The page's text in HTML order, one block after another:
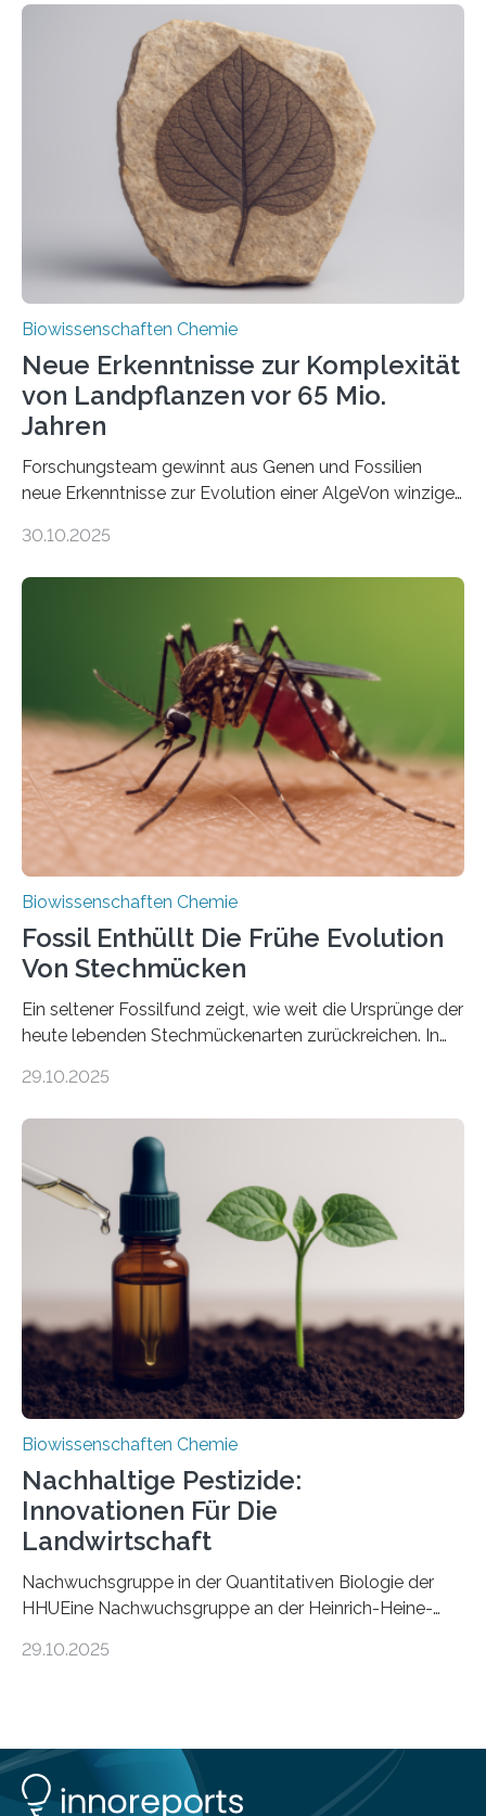
der Ruhr-Universität Bochum um Prof. Dr. Ralf Erdmann
und Dr. Ismaila Francis Yusuf hat nun einen bislang
unbekannten Qualitätskontrollmechanismus des
peroxisomalen Proteintransports in der Bäckerhefe
Saccharomyces cerevisiae entdeckt, der für die
Funktionsfähigkeit der Organellen entscheidend ist. Die
Studie wurde am 28. Oktober 2025 in der
Fachzeitschrift…
Biowissenschaften Chemie
Neue Erkenntnisse zur Komplexität
von Landpflanzen vor 65 Mio.
Jahren
Forschungsteam gewinnt aus Genen und Fossilien
neue Erkenntnisse zur Evolution einer AlgeVon winzigen
Landpflanzen zählen zu den komplexesten
Grünalgen, die vor Hunderten von Millionen Jahren
lebten. Unter den Vorfahren sticht eine Gruppe heraus,
die noch heute in der Natur vorkommt: die
Süßwasseralge Coleochaetophyceae. Einige Arten
dieser Gruppe bilden aus Zellfäden dichte Geflechte
mit scheibenförmiger Gestalt. Was auffällig ist: Die
nächsten…
30.10.2025
Biowissenschaften Chemie
Fossil Enthüllt Die Frühe Evolution
Von Stechmücken
Ein seltener Fossilfund zeigt, wie weit die Ursprünge der
heute lebenden Stechmückenarten zurückreichen. In
Forschende die bisher älteste bekannte Stechmücken-
Region Kachin in Myanmar und hat sich in
ausgezeichnetem Zustand erhalten. Es konnte als neue
Art einer neuen Gattung beschrieben werden und trägt
nun den Namen Cretosabethes primaevus. Dieser erste
fossile Nachweis einer Stechmückenlarve in Bernstein
stellt gleichzeitig den ersten Fossilfund einer
Mückenlarve aus dem Mesozoikum dar, denn…
29.10.2025
Biowissenschaften Chemie
Nachhaltige Pestizide:
Innovationen Für Die
Landwirtschaft
Nachwuchsgruppe in der Quantitativen Biologie der
HHUEine Nachwuchsgruppe an der Heinrich-Heine-
fünf Jahren erforschen, wie Bakterien auf
Insektenblume. Das Bundesministerium für Forschung,
Technologie und Raumfahrt (BMFTR) fördert das
29.10.2025